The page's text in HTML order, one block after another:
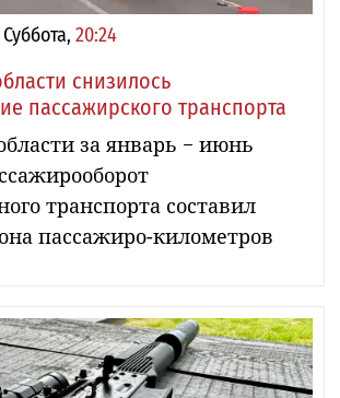
20:24
снизилось
пассажирского транспорта
за январь − июнь
транспорта составил
пассажиро-километров